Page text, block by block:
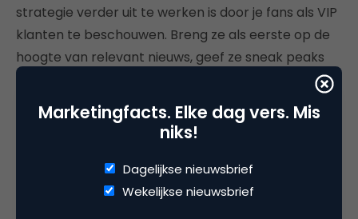
strategie verder uit te werken is door je fans als VIP
klanten te beschouwen. Breng ze als eerste op de
hoogte van relevant nieuws, geef ze sneak peaks
(externe) content, vraag ze om hulp en feedback.
Kortom, geef mensen een goede reden om lid te
Wat is volgens jullie belangrijk voor een goede
Facebook content strategie?
Marketingfacts. Elke dag vers. Mis
niks!
Dagelijkse nieuwsbrief
Wekelijkse nieuwsbrief